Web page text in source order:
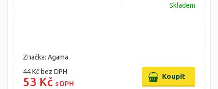
Skladem
Značka: Agama
44 Kč bez DPH
53 Kč s DPH